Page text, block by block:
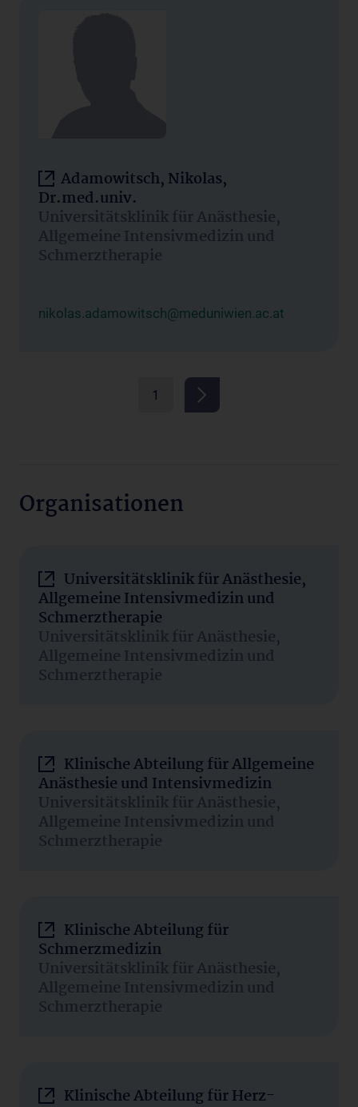
Adamowitsch, Nikolas,
Dr.med.univ.
Universitätsklinik für Anästhesie,
Allgemeine Intensivmedizin und
Schmerztherapie
nikolas.adamowitsch@meduniwien.ac.at
1
Organisationen
Universitätsklinik für Anästhesie,
Allgemeine Intensivmedizin und
Schmerztherapie
Universitätsklinik für Anästhesie,
Allgemeine Intensivmedizin und
Schmerztherapie
Klinische Abteilung für Allgemeine
Anästhesie und Intensivmedizin
Universitätsklinik für Anästhesie,
Allgemeine Intensivmedizin und
Schmerztherapie
Klinische Abteilung für
Schmerzmedizin
Universitätsklinik für Anästhesie,
Allgemeine Intensivmedizin und
Schmerztherapie
Klinische Abteilung für Herz-